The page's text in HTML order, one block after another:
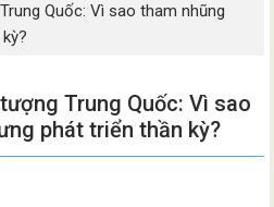
Quốc: Vì sao tham nhũng
Trung Quốc: Vì sao
phát triển thần kỳ?